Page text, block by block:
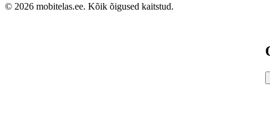
© 2026 mobitelas.ee. Kõik õigused kaitstud.